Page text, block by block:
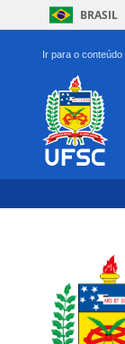
BRASIL
Ir para o conteúdo